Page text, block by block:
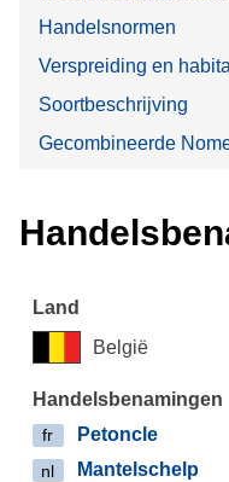
Handelsnormen
Verspreiding en
Soortbeschrijving
Gecombineerde
België
fr Petoncle
nl Mantelschelp